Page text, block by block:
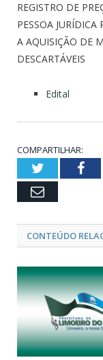
REGISTRO DE
PESSOA JURÍDICA
A AQUISIÇÃO DE
DESCARTÁVEIS
Edital
COMPARTILHAR:
Twitter
Email
CONTEÚDO